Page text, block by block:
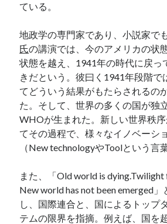
ている。
地政学の専門家であり、小説家で
氏の講演では、今のアメリカの状
状態を越え、1941年の時代に戻っ
きだという。彼曰く1941年段階で
てどういう結果がもたらされるの
た。そして、世界の多くの国が独
WHOが生まれた。新しい世界秩
てその過程で、様々なイノベーシ
（New technologyやToolという言
また、「Old world is dying.Twilight
New world has not been emerged
し、国際連合と、国によるトップ
テムの限界を指摘。例えば、国を